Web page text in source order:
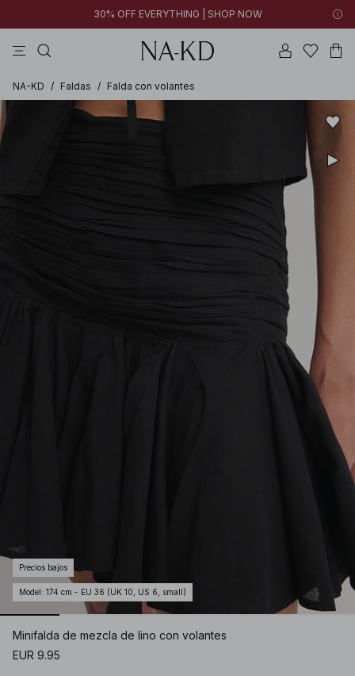
30% OFF EVERYTHING | SHOP NOW
NA-KD / Faldas / Falda con volantes
Precios bajos
Model : 174 cm - EU 36 (UK 10, US 6, small)
Minifalda de mezcla de lino con volantes
EUR 9.95